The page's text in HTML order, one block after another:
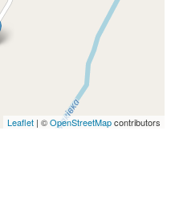
Leaflet | ©OpenStreetMapcontributors